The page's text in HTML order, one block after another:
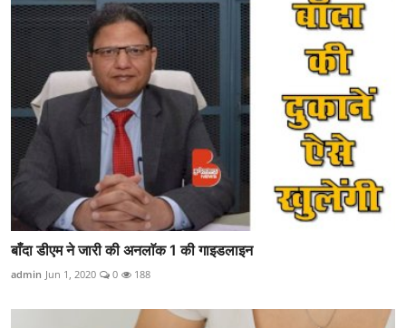
बाँदा डीएम ने जारी की अनलाॅक 1 की गाइडलाइन
admin Jun 1, 2020 0 188